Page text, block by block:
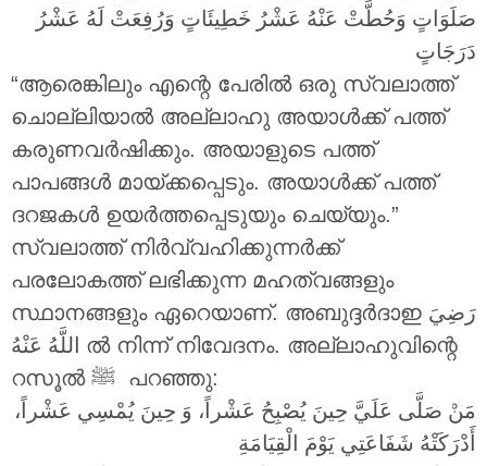
صَلَوَاتٍ وَحُطَّتْ عَنْهُ عَشْرُ خَطِيئَاتٍ وَرُفِعَتْ لَهُ عَشْرُ
دَرَجَاتٍ
“ആരെങ്കിലും എന്റെ പേരിൽ ഒരു സ്വലാത്ത്
ചൊല്ലിയാൽ അല്ലാഹു അയാൾക്ക് പത്ത്
കരുണവർഷിക്കും. അയാളുടെ പത്ത്
പാപങ്ങൾ മായ്ക്കപ്പെടും. അയാൾക്ക് പത്ത്
ദറജകൾ ഉയർത്തപ്പെടുയും ചെയ്യും.”
സ്വലാത്ത് നിർവ്വഹിക്കുന്നർക്ക്
പരലോകത്ത് ലഭിക്കുന്ന മഹത്വങ്ങളും
സ്ഥാനങ്ങളും ഏറെയാണ്. അബുദ്ദർദാഇ رَضِيَ
ൽ നിന്ന് നിവേദനം. അല്ലാഹുവിന്റെ
റസൂൽ ‎ﷺ പറഞ്ഞു:
مَنْ صَلَّى عَلَيَّ حِينَ يُصْبِحُ عَشْراً، وَ حِينَ يُمْسِي عَشْراً،
أَدْرَكَتْهُ شَفَاعَتِي يَوْمَ الْقِيَامَةِ